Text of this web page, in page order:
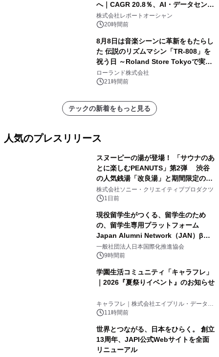
へ｜CAGR 20.8％、AI・データセンタ
ー需要が成長を牽引
株式会社レポートオーシャン
20時間前
8月8日は音楽シーンに革新をもたらし
た 伝説のリズムマシン「TR-808」を
祝う日 ～Roland Store Tokyoで実機
を展示しての 記念キャンペーンを開
催 英国ラジオ「NTS」の 特別プログ
アーティストを フィーチャーしたアニ
メーションを公開～
ローランド株式会社
21時間前
テックの新着をもっと見る
人気のプレスリリース
スヌーピーの湯が登場！ 「サウナのあ
とに楽しむPEANUTS」第2弾 渋谷
の人気銭湯「改良湯」と期間限定のコ
ラボレーション サウナイキタイコラ
ボグッズも発売決定！
株式会社ソニー・クリエイティブプロダクツ
1日前
現役留学生がつくる、留学生のため
の、留学生専用プラットフォーム
Japan Alumni Network（JAN）β版
をリリース
一般社団法人日本国際化推進協会
9時間前
学園生活コミュニティ「キャラフレ」
｜2026『夏祭りイベント』のお知らせ
キャラフレ｜株式会社エイプリル・データ・
デザインズ
11時間前
世界とつながる、日本をひらく。 創立
13周年、JAPI公式Webサイトを全面
リニューアル